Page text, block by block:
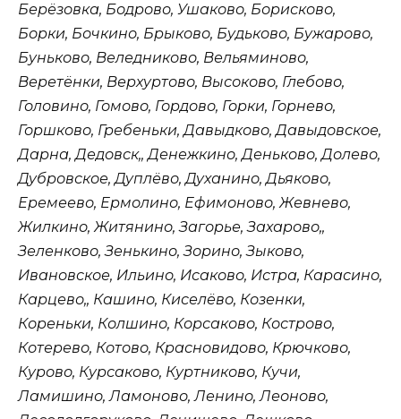
Берёзовка, Бодрово, Ушаково, Борисково,
Борки, Бочкино, Брыково, Будьково, Бужарово,
Буньково, Веледниково, Вельяминово,
Веретёнки, Верхуртово, Высоково, Глебово,
Головино, Гомово, Гордово, Горки, Горнево,
Горшково, Гребеньки, Давыдково, Давыдовское,
Дарна, Дедовск,, Денежкино, Деньково, Долево,
Дубровское, Дуплёво, Духанино, Дьяково,
Еремеево, Ермолино, Ефимоново, Жевнево,
Жилкино, Житянино, Загорье, Захарово,,
Зеленково, Зенькино, Зорино, Зыково,
Ивановское, Ильино, Исаково, Истра, Карасино,
Карцево,, Кашино, Киселёво, Козенки,
Кореньки, Колшино, Корсаково, Кострово,
Котерево, Котово, Красновидово, Крючково,
Курово, Курсаково, Куртниково, Кучи,
Ламишино, Ламоново, Ленино, Леоново,